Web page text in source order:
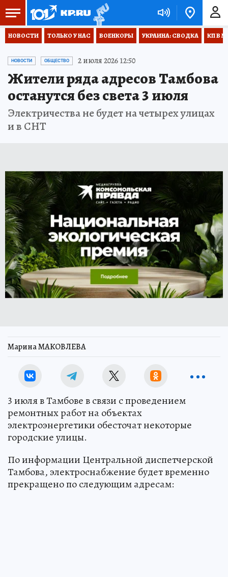
НОВОСТИ ТОЛЬКО У НАС ВОЕНКОРЫ УКРАИНА: СВОДКА КП В
НОВОСТИ ОБЩЕСТВО 2 июля 2026 12:50
Жители ряда адресов Тамбова
останутся без света 3 июля
Электричества не будет на четырех улицах
и в СНТ
Марина МАКОВЛЕВА
3 июля в Тамбове в связи с проведением
ремонтных работ на объектах
электроэнергетики обесточат некоторые
городские улицы.
По информации Центральной диспетчерской
Тамбова, электроснабжение будет временно
прекращено по следующим адресам: